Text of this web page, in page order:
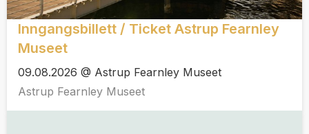
Inngangsbillett / Ticket Astrup Fearnley
Museet
09.08.2026 @ Astrup Fearnley Museet
Astrup Fearnley Museet